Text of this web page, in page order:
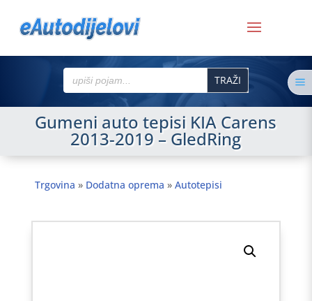
Search
for:
Gumeni auto tepisi KIA Carens
2013-2019 – GledRing
Trgovina » Dodatna oprema » Autotepisi
a